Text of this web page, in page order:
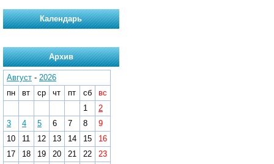
Календарь
Архив
Август - 2026
пн
вт ср чт пт сб
вс
1
2
3
4 5 6 7 8
9
10
11 12 13 14 15
16
17
18 19 20 21 22
23